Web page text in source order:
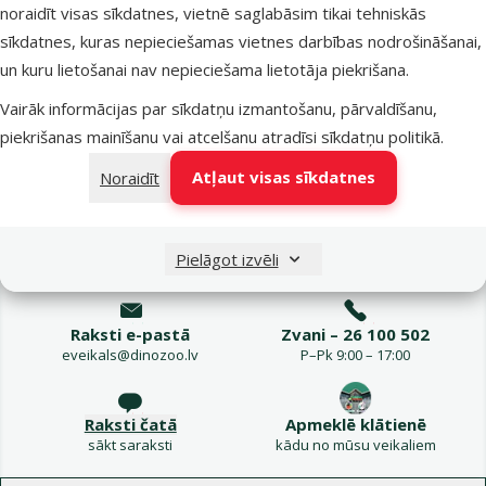
noraidīt visas sīkdatnes, vietnē saglabāsim tikai tehniskās
sīkdatnes, kuras nepieciešamas vietnes darbības nodrošināšanai,
un kuru lietošanai nav nepieciešama lietotāja piekrišana.
Vairāk informācijas par sīkdatņu izmantošanu, pārvaldīšanu,
piekrišanas mainīšanu vai atcelšanu atradīsi sīkdatņu politikā.
Noraidīt
Atļaut visas sīkdatnes
Pielāgot izvēli
OMNIVA pakomāti otrdien
DPD Pickup tīkls otrdien
Raksti e-pastā
eveikals@dinozoo.lv
Zvani – 26 100 502
P–Pk 9:00 – 17:00
Raksti čatā
sākt saraksti
Apmeklē klātienē
kādu no mūsu veikaliem